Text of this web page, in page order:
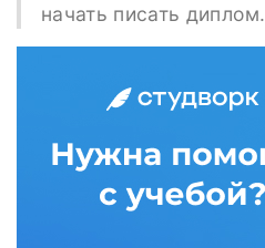
начать писать диплом.